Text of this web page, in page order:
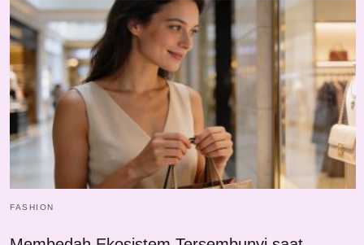
FASHION